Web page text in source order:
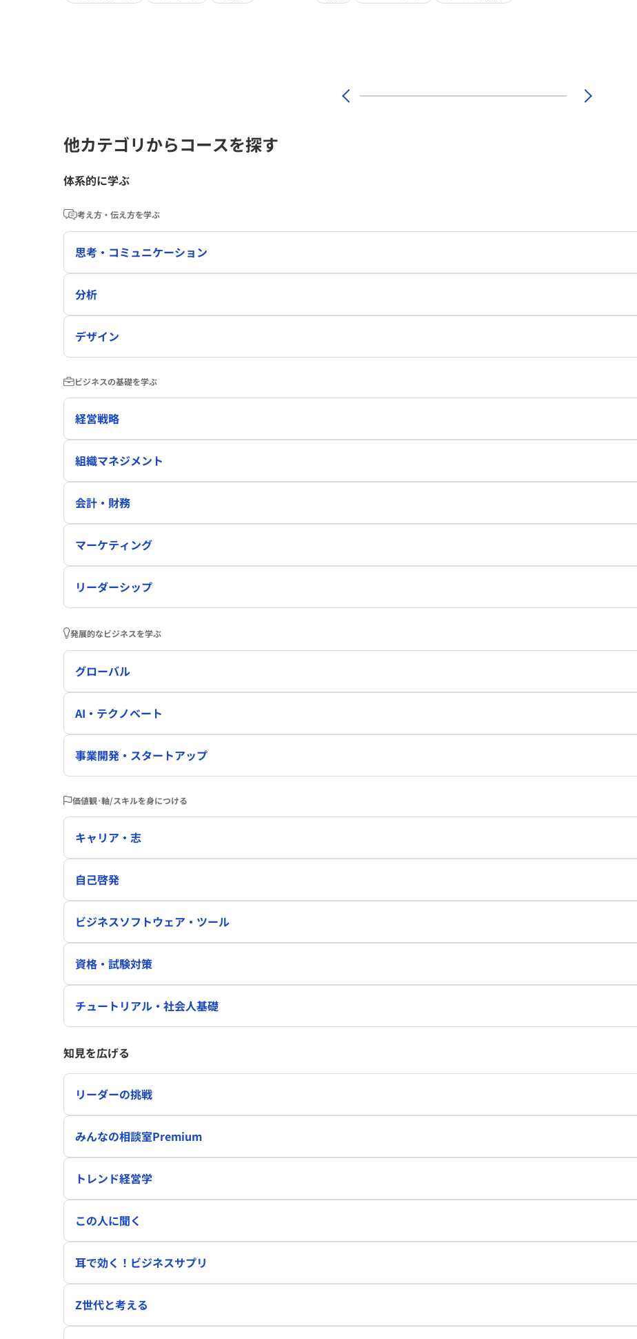
他カテゴリからコースを探す
体系的に学ぶ
考え方・伝え方を学ぶ
思考・コミュニケーション
分析
デザイン
ビジネスの基礎を学ぶ
経営戦略
組織マネジメント
会計・財務
マーケティング
リーダーシップ
発展的なビジネスを学ぶ
グローバル
AI・テクノベート
事業開発・スタートアップ
価値観･軸/スキルを身につける
キャリア・志
自己啓発
ビジネスソフトウェア・ツール
資格・試験対策
チュートリアル・社会人基礎
知見を広げる
リーダーの挑戦
みんなの相談室Premium
トレンド経営学
この人に聞く
耳で効く！ビジネスサプリ
Z世代と考える